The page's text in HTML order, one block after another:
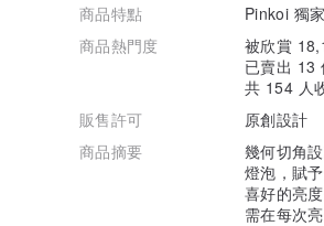
※ 手提紙袋將視個人送禮需求提
– 燈座附有一個 40W 傳統型鎢絲
– 插頭為美規，適用於台灣、美
– 調光式開關僅能安裝傳統鎢絲
– 鎢絲燈泡在使用過程中會產生
– 燈座提供『一年維護保固』，
商品特點
Pinkoi 獨
商品熱門度
被欣賞
已賣出 13
共 154 人
販售許可
原創設計
商品摘要
幾何切角
燈泡，賦
喜好的亮
需在每次